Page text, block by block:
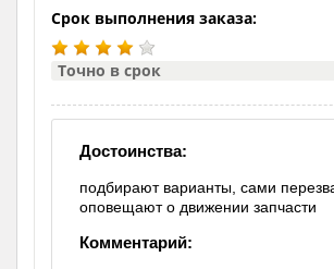
Срок выполнения заказа:
Точно в срок
Достоинства:
подбирают варианты, сами
оповещают о движении запчасти
Комментарий: